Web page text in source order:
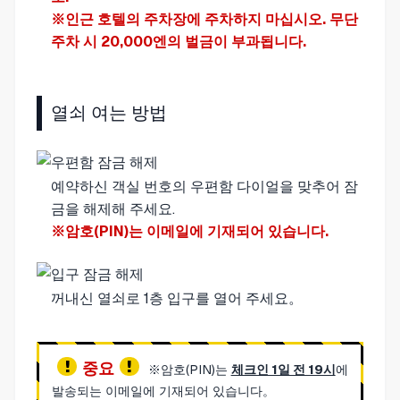
※인근 호텔의 주차장에 주차하지 마십시오. 무단
주차 시 20,000엔의 벌금이 부과됩니다.
열쇠 여는 방법
예약하신 객실 번호의 우편함 다이얼을 맞추어 잠
금을 해제해 주세요.
※암호(PIN)는 이메일에 기재되어 있습니다.
꺼내신 열쇠로 1층 입구를 열어 주세요。
중요 ※암호(PIN)는 체크인 1일 전 19시 에
발송되는 이메일에 기재되어 있습니다。